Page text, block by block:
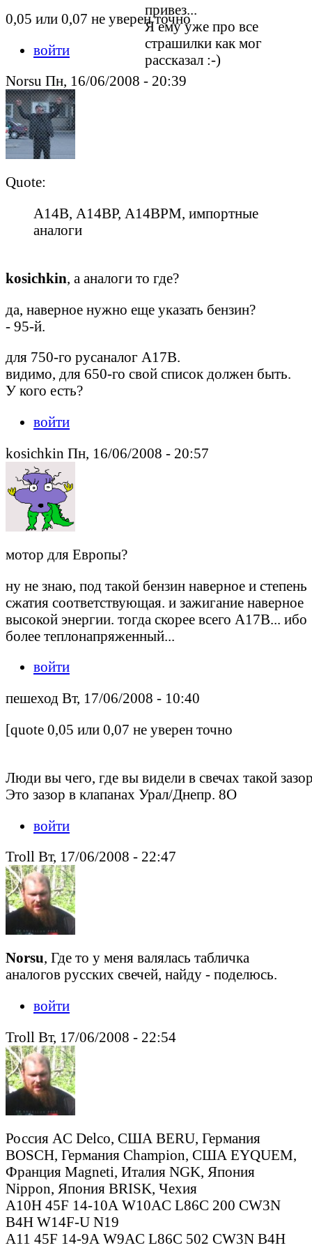
0,05 или 0,07 не уверен точно
войти
Norsu Пн, 16/06/2008 - 20:39
Quote:
А14В, А14ВР, А14ВРМ, импортные
аналоги
kosichkin, а аналоги то где?
да, наверное нужно еще указать бензин?
- 95-й.
для 750-го русаналог А17В.
видимо, для 650-го свой список должен быть.
У кого есть?
войти
kosichkin Пн, 16/06/2008 - 20:57
мотор для Европы?
ну не знаю, под такой бензин наверное и степень
сжатия соответствующая. и зажигание наверное
высокой энергии. тогда скорее всего А17В... ибо
более теплонапряженный...
войти
пешеход Вт, 17/06/2008 - 10:40
[quote 0,05 или 0,07 не уверен точно
Люди вы чего, где вы видели в свечах такой
Это зазор в клапанах Урал/Днепр. 8O
войти
привез...
Я ему уже про все
страшилки как мог
рассказал :-)
Troll Вт, 17/06/2008 - 22:47
Norsu, Где то у меня валялась табличка
аналогов русских свечей, найду - поделюсь.
войти
Troll Вт, 17/06/2008 - 22:54
Россия AC Delco, США BERU, Германия
BOSCH, Германия Champion, США EYQUEM,
Франция Magneti, Италия NGK, Япония
Nippon, Япония BRISK, Чехия
А10Н 45F 14-10А W10AC L86C 200 CW3N
В4Н W14F-U N19
А11 45F 14-9А W9AC L86C 502 CW3N В4Н